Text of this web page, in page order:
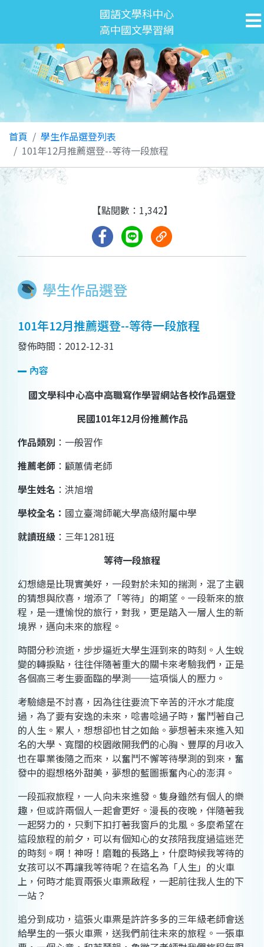
國語文學科中心
高中國文學習網
首頁
學生作品選登列表
101年12月推薦選登--等待一段旅程
學生作品選登
【點閱數：1,342】
101年12月推薦選登--等待一段旅程
發佈時間：2012-12-31
內容
國文學科中心高中高職寫作學習網站各校作品選登
民國101年12月份推薦作品
作品類別 ： 一般習作
推薦老師 ： 顧蕙倩老師
學生姓名 ： 洪旭增
學校全名： 國立臺灣師範大學高級附屬中學
就讀班級 ： 三年1281班
等待一段旅程
幻想總是比現實美好，一段對於未知的揣測，混了主觀
的猜想與欣喜，增添了「等待」的期望。一段新來的旅
程，是一遭愉悅的旅行，對我，更是踏入一層人生的新
境界，邁向未來的旅程。
時間分秒流逝，步步逼近大學生涯到來的時刻。人生蛻
變的轉捩點，往往伴隨著重大的關卡來考驗我們，正是
各個高三考生要面臨的學測──這項惱人的壓力。
考驗總是不討喜，因為往往要流下辛苦的汗水才能度
過，為了要有安逸的未來，唸書唸過子時，奮鬥著自己
的人生。累人，想想卻也甘之如飴。夢想著未來進入知
名的大學、寬闊的校園敞開我們的心胸、豐厚的月收入
也在畢業後隨之而來，以奮鬥不懈等待學測的到來，奮
發中的遐想格外甜美，夢想的藍圖振奮內心的澎湃。
一段孤寂旅程，一人向未來進發。隻身雖然有個人的樂
趣，但或許兩個人一起會更好。漫長的夜晚，伴隨著我
一起努力的，只剩下扣打著我窗戶的北風。多麼希望在
這段旅程的前夕，可以有個知心的女孩陪我度過這迷茫
的時刻。啊！神呀！磨難的長路上，什麼時候我等待的
女孩可以不再讓我等待呢？在這名為「人生」的火車
上，何時才能買兩張火車票啟程，一起前往我人生的下
一站？
追分到成功，這張火車票是許許多多的三年級老師會送
給學生的一張火車票，送我們前往未來的旅程。一張車